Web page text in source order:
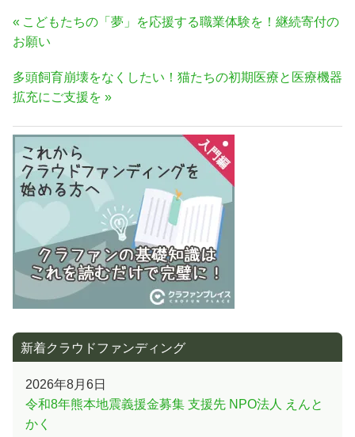
投
稿
ビ
ゲ
ー
シ
ョ
ン
前
の
事:
こどもたちの「夢」を応援する職業体験を！継続寄付の
お願い
次
の
事:
多頭飼育崩壊をなくしたい！猫たちの初期医療と医療機器
拡充にご支援を
新着クラウドファンディング
2026年8月6日
令和8年熊本地震義援金募集 支援先 NPO法人 えんと
かく